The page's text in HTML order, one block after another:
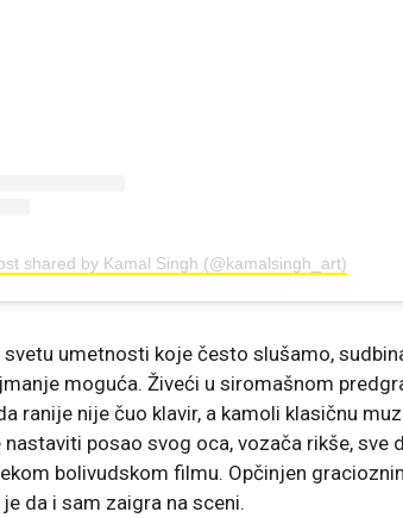
shared by Kamal Singh (@kamalsingh_art)
svetu umetnosti koje često slušamo,
moguća. Živeći u siromašnom
ranije nije čuo klavir, a kamoli klasičnu
posao svog oca, vozača rikše, sve
bolivudskom filmu. Opčinjen
da i sam zaigra na sceni.